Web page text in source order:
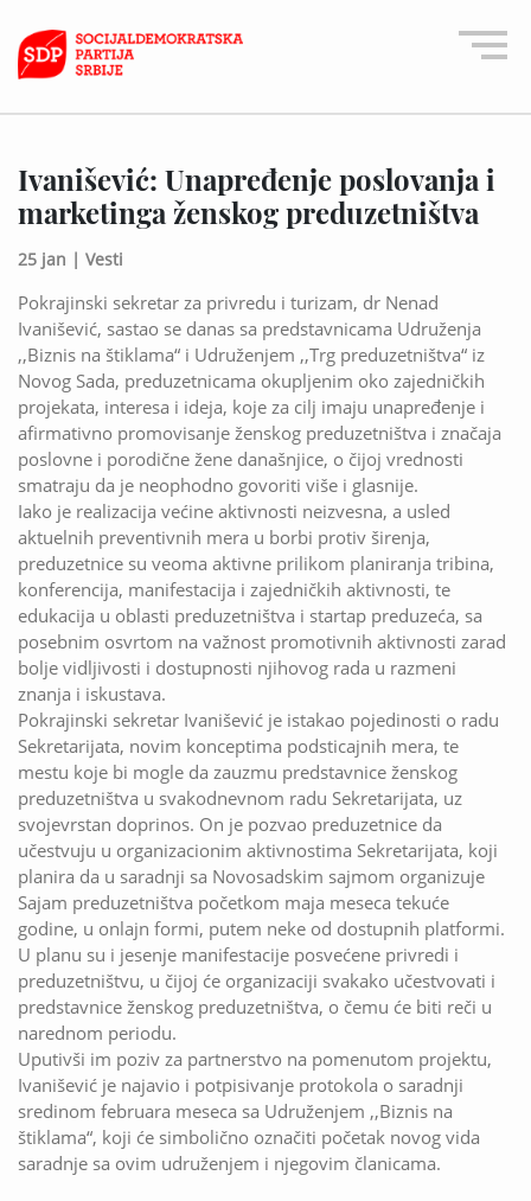
Ivanišević: Unapređenje poslovanja i
marketinga ženskog preduzetništva
25 jan | Vesti
Pokrajinski sekretar za privredu i turizam, dr Nenad
Ivanišević, sastao se danas sa predstavnicama Udruženja
,,Biznis na štiklama“ i Udruženjem ,,Trg preduzetništva“ iz
Novog Sada, preduzetnicama okupljenim oko zajedničkih
projekata, interesa i ideja, koje za cilj imaju unapređenje i
afirmativno promovisanje ženskog preduzetništva i značaja
poslovne i porodične žene današnjice, o čijoj vrednosti
smatraju da je neophodno govoriti više i glasnije.
Iako je realizacija većine aktivnosti neizvesna, a usled
aktuelnih preventivnih mera u borbi protiv širenja,
preduzetnice su veoma aktivne prilikom planiranja tribina,
konferencija, manifestacija i zajedničkih aktivnosti, te
edukacija u oblasti preduzetništva i startap preduzeća, sa
posebnim osvrtom na važnost promotivnih aktivnosti zarad
bolje vidljivosti i dostupnosti njihovog rada u razmeni
znanja i iskustava.
Pokrajinski sekretar Ivanišević je istakao pojedinosti o radu
Sekretarijata, novim konceptima podsticajnih mera, te
mestu koje bi mogle da zauzmu predstavnice ženskog
preduzetništva u svakodnevnom radu Sekretarijata, uz
svojevrstan doprinos. On je pozvao preduzetnice da
učestvuju u organizacionim aktivnostima Sekretarijata, koji
planira da u saradnji sa Novosadskim sajmom organizuje
Sajam preduzetništva početkom maja meseca tekuće
godine, u onlajn formi, putem neke od dostupnih platformi.
U planu su i jesenje manifestacije posvećene privredi i
preduzetništvu, u čijoj će organizaciji svakako učestvovati i
predstavnice ženskog preduzetništva, o čemu će biti reči u
narednom periodu.
Uputivši im poziv za partnerstvo na pomenutom projektu,
Ivanišević je najavio i potpisivanje protokola o saradnji
sredinom februara meseca sa Udruženjem ,,Biznis na
štiklama“, koji će simbolično označiti početak novog vida
saradnje sa ovim udruženjem i njegovim članicama.